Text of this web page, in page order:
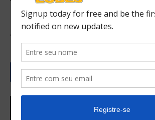
BMS Motorcycle
simulador de Globo
31/05/2019